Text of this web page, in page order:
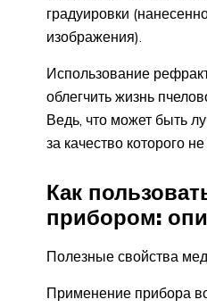
градуировки
изображения).
Использование
облегчить жизнь
Ведь, что может быть
за качество которого
Как
прибором:
Полезные свойства
Применение прибора